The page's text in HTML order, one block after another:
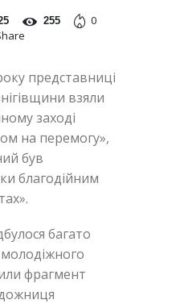
255
0
представниці
взяли
заході
на перемогу»,
був
благодійним
багато
фрагмент